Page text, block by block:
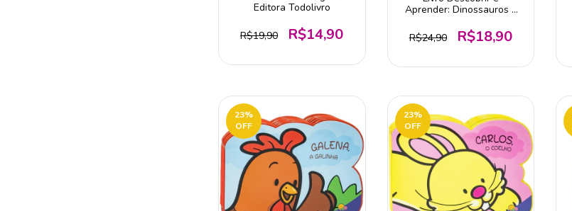
Editora Todolivro
R$19,90 R$14,90
Aprender: Dinossauros -
R$24,90
R$18,90
23%
OFF
23%
OFF